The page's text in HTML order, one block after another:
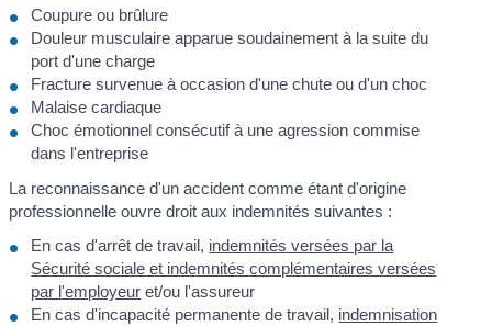
Coupure ou brûlure
Douleur musculaire apparue soudainement à la suite du
port d'une charge
Fracture survenue à occasion d'une chute ou d'un choc
Malaise cardiaque
Choc émotionnel consécutif à une agression commise
dans l'entreprise
La reconnaissance d'un accident comme étant d'origine
professionnelle ouvre droit aux indemnités suivantes :
En cas d'arrêt de travail, indemnités versées par la
Sécurité sociale et indemnités complémentaires versées
par l'employeur et/ou l'assureur
En cas d'incapacité permanente de travail, indemnisation